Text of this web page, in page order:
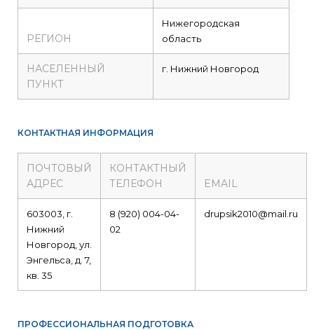
РЕГИОН
Нижегородская
область
НАСЕЛЕННЫЙ
ПУНКТ
г. Нижний Новгород
КОНТАКТНАЯ ИНФОРМАЦИЯ
ПОЧТОВЫЙ
АДРЕС
КОНТАКТНЫЙ
ТЕЛЕФОН
EMAIL
603003, г.
Нижний
Новгород, ул.
Энгельса, д. 7,
кв. 35
8 (920) 004-04-
02
drupsik2010@mail.ru
ПРОФЕССИОНАЛЬНАЯ ПОДГОТОВКА